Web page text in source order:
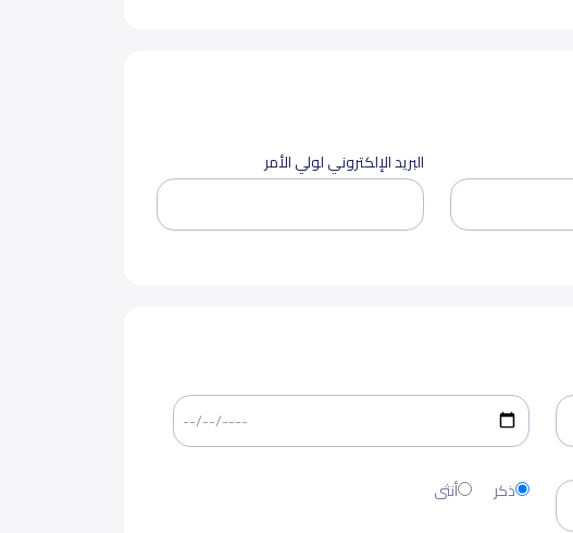
البريد الإلكتروني لولي الأمر
ذكر أنثى